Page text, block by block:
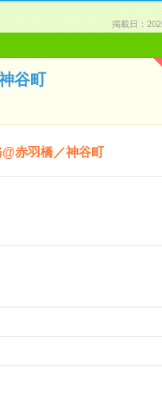
掲載日：
谷町
赤羽橋／神谷町